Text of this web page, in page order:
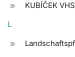
KUBÍČEK
L